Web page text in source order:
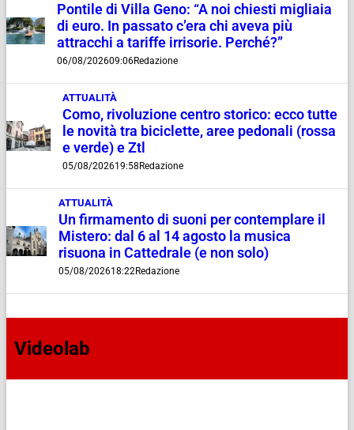
Pontile di Villa Geno: “A noi chiesti migliaia
di euro. In passato c’era chi aveva più
attracchi a tariffe irrisorie. Perché?”
06/08/202609:06Redazione
ATTUALITÀ
Como, rivoluzione centro storico: ecco tutte
le novità tra biciclette, aree pedonali (rossa
e verde) e Ztl
05/08/202619:58 Redazione
ATTUALITÀ
Un firmamento di suoni per contemplare il
Mistero: dal 6 al 14 agosto la musica
risuona in Cattedrale (e non solo)
05/08/202618:22Redazione
Videolab